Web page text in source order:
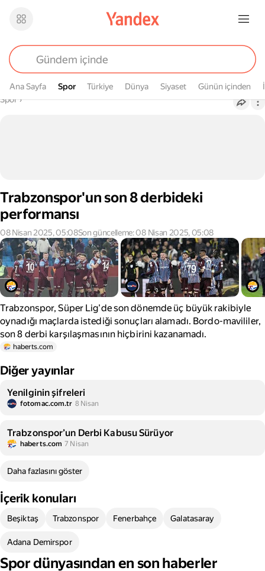
Ana Sayfa Spor
Spor Türkiye Dünya Siyaset Günün içinden
Buradasın
Spor›
Trabzonspor'un son 8 derbideki
performansı
08 Nisan 2025, 05:08Son güncelleme: 08 Nisan 2025, 05:08
Trabzonspor, Süper Lig'de son dönemde üç büyük rakibiyle
oynadığı maçlarda istediği sonuçları alamadı. Bordo-mavililer,
son 8 derbi karşılaşmasının hiçbirini kazanamadı.
haberts.com
Diğer yayınlar
Yenilginin şifreleri
fotomac.com.tr 8 Nisan
Trabzonspor’un Derbi Kabusu Sürüyor
haberts.com 7 Nisan
Daha fazlasını göster
İçerik konuları
Beşiktaş Trabzonspor Fenerbahçe Galatasaray
Adana Demirspor
Spor dünyasından en son haberler